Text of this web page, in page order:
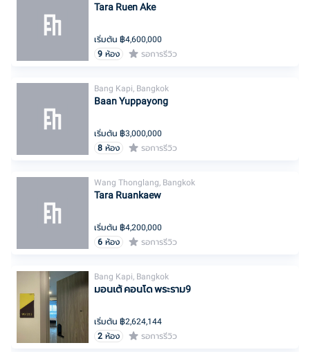
Tara Ruen Ake
เริ่มต้น ฿4,600,000
9 ห้อง รอการรีวิว
Bang Kapi, Bangkok
Baan Yuppayong
เริ่มต้น ฿3,000,000
8 ห้อง รอการรีวิว
Wang Thonglang, Bangkok
Tara Ruankaew
เริ่มต้น ฿4,200,000
6 ห้อง รอการรีวิว
Bang Kapi, Bangkok
มอนเต้ คอนโด พระราม9
เริ่มต้น ฿2,624,144
2 ห้อง รอการรีวิว